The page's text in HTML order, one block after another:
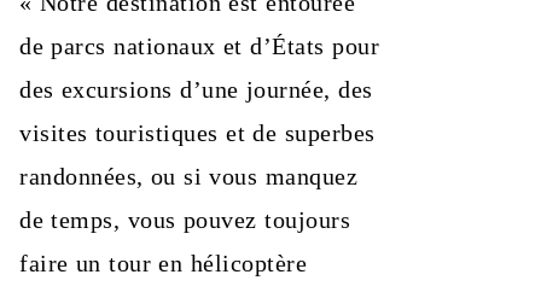
de parcs nationaux et d’États pour
des excursions d’une journée, des
visites touristiques et de superbes
randonnées, ou si vous manquez
de temps, vous pouvez toujours
faire un tour en hélicoptère